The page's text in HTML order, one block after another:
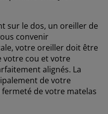
sur le dos, un oreiller de
convenir
votre oreiller doit être
cou et votre
alignés. La
de votre
de votre matelas
de vous proposer
Vous
de ces cookies
de retirer votre
des cookies. En
acceptez les trois
collecte et notre
et notre